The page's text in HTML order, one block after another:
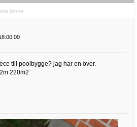
ämne.
till poolbygge? jag har en över.
220m2